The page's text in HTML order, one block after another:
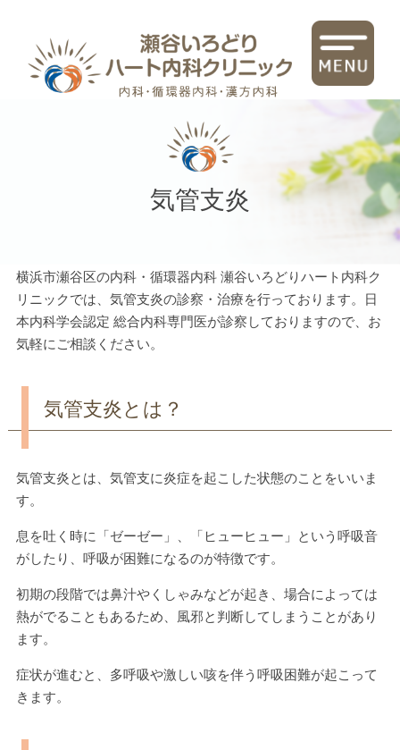
気管支炎
横浜市瀬谷区の内科・循環器内科 瀬谷いろどりハート内科ク
リニックでは、気管支炎の診察・治療を行っております。日
本内科学会認定 総合内科専門医が診察しておりますので、お
気軽にご相談ください。
気管支炎とは？
気管支炎とは、気管支に炎症を起こした状態のことをいいま
す。
息を吐く時に「ゼーゼー」、「ヒューヒュー」という呼吸音
がしたり、呼吸が困難になるのが特徴です。
初期の段階では鼻汁やくしゃみなどが起き、場合によっては
熱がでることもあるため、風邪と判断してしまうことがあり
ます。
症状が進むと、多呼吸や激しい咳を伴う呼吸困難が起こって
きます。